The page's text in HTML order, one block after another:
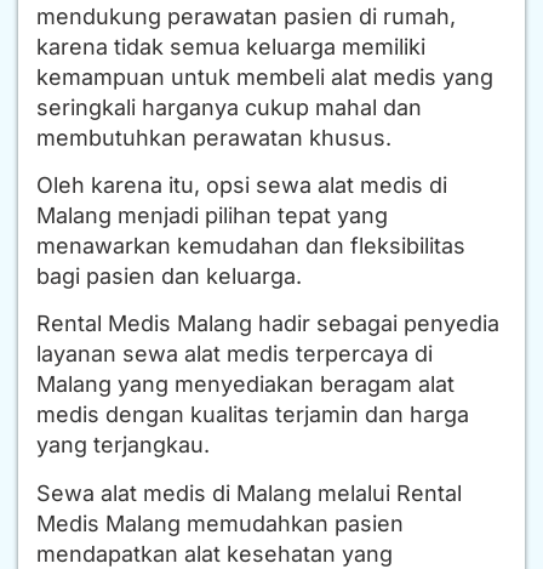
mendukung perawatan pasien di rumah,
karena tidak semua keluarga memiliki
kemampuan untuk membeli alat medis yang
seringkali harganya cukup mahal dan
membutuhkan perawatan khusus.
Oleh karena itu, opsi sewa alat medis di
Malang menjadi pilihan tepat yang
menawarkan kemudahan dan fleksibilitas
bagi pasien dan keluarga.
Rental Medis Malang hadir sebagai penyedia
layanan sewa alat medis terpercaya di
Malang yang menyediakan beragam alat
medis dengan kualitas terjamin dan harga
yang terjangkau.
Sewa alat medis di Malang melalui Rental
Medis Malang memudahkan pasien
mendapatkan alat kesehatan yang